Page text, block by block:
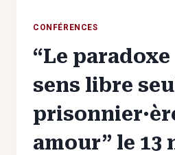
CONFÉRENCES
“Le paradoxe
sens libre
amour” le 13